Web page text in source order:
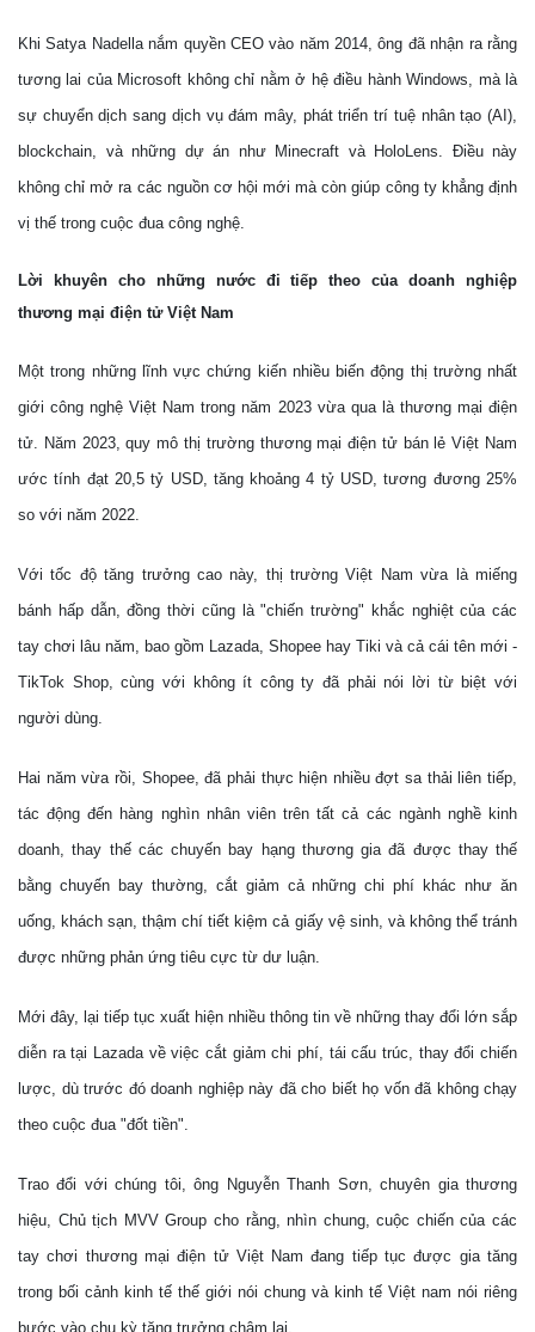
Khi Satya Nadella nắm quyền CEO vào năm 2014, ông đã nhận ra rằng
tương lai của Microsoft không chỉ nằm ở hệ điều hành Windows, mà là
sự chuyển dịch sang dịch vụ đám mây, phát triển trí tuệ nhân tạo (AI),
blockchain, và những dự án như Minecraft và HoloLens. Điều này
không chỉ mở ra các nguồn cơ hội mới mà còn giúp công ty khẳng định
vị thế trong cuộc đua công nghệ.
Lời khuyên cho những nước đi tiếp theo của doanh nghiệp
thương mại điện tử Việt Nam
Một trong những lĩnh vực chứng kiến nhiều biến động thị trường nhất
giới công nghệ Việt Nam trong năm 2023 vừa qua là thương mại điện
tử. Năm 2023, quy mô thị trường thương mại điện tử bán lẻ Việt Nam
ước tính đạt 20,5 tỷ USD, tăng khoảng 4 tỷ USD, tương đương 25%
so với năm 2022.
Với tốc độ tăng trưởng cao này, thị trường Việt Nam vừa là miếng
bánh hấp dẫn, đồng thời cũng là "chiến trường" khắc nghiệt của các
tay chơi lâu năm, bao gồm Lazada, Shopee hay Tiki và cả cái tên mới -
TikTok Shop, cùng với không ít công ty đã phải nói lời từ biệt với
người dùng.
Hai năm vừa rồi, Shopee, đã phải thực hiện nhiều đợt sa thải liên tiếp,
tác động đến hàng nghìn nhân viên trên tất cả các ngành nghề kinh
doanh, thay thế các chuyến bay hạng thương gia đã được thay thế
bằng chuyến bay thường, cắt giảm cả những chi phí khác như ăn
uống, khách sạn, thậm chí tiết kiệm cả giấy vệ sinh, và không thể tránh
được những phản ứng tiêu cực từ dư luận.
Mới đây, lại tiếp tục xuất hiện nhiều thông tin về những thay đổi lớn sắp
diễn ra tại Lazada về việc cắt giảm chi phí, tái cấu trúc, thay đổi chiến
lược, dù trước đó doanh nghiệp này đã cho biết họ vốn đã không chạy
theo cuộc đua "đốt tiền".
Trao đổi với chúng tôi, ông Nguyễn Thanh Sơn, chuyên gia thương
hiệu, Chủ tịch MVV Group cho rằng, nhìn chung, cuộc chiến của các
tay chơi thương mại điện tử Việt Nam đang tiếp tục được gia tăng
trong bối cảnh kinh tế thế giới nói chung và kinh tế Việt nam nói riêng
bước vào chu kỳ tăng trưởng chậm lại.